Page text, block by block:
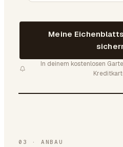
Meine
In deinem kostenlosen
03 · ANBAU